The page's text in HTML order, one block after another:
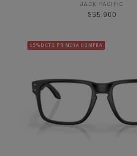
Proveedor:
JACK PACIFIC
Precio habitual
$55.900
15%DCTO PRIMERA COMPRA